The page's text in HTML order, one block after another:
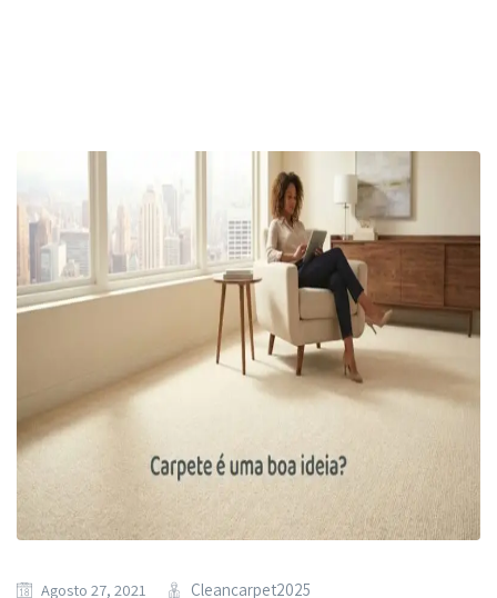
Agosto 27, 2021 Cleancarpet2025